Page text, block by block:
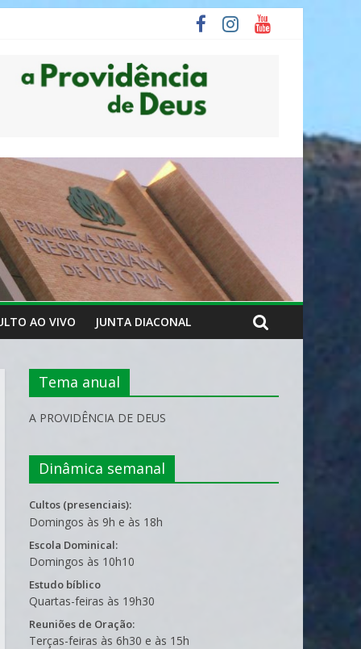
AO VIVO JUNTA DIACONAL
Tema anual
A PROVIDÊNCIA DE DEUS
Dinâmica semanal
Cultos (presenciais):
Domingos às 9h e às 18h
Escola Dominical:
Domingos às 10h10
Estudo bíblico
Quartas-feiras às 19h30
Reuniões de Oração:
Terças-feiras às 6h30 e às 15h